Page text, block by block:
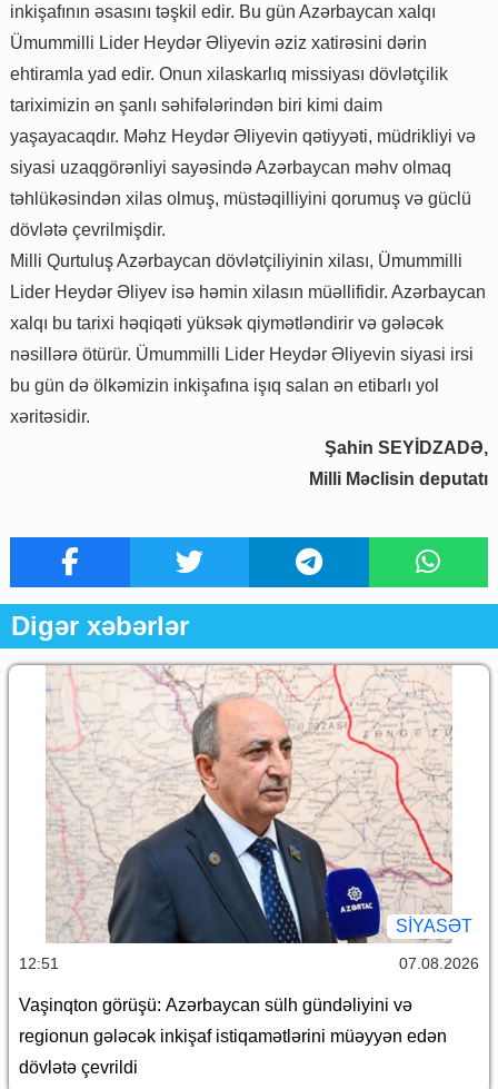
inkişafının əsasını təşkil edir. Bu gün Azərbaycan xalqı
Ümummilli Lider Heydər Əliyevin əziz xatirəsini dərin
ehtiramla yad edir. Onun xilaskarlıq missiyası dövlətçilik
tariximizin ən şanlı səhifələrindən biri kimi daim
yaşayacaqdır. Məhz Heydər Əliyevin qətiyyəti, müdrikliyi və
siyasi uzaqgörənliyi sayəsində Azərbaycan məhv olmaq
təhlükəsindən xilas olmuş, müstəqilliyini qorumuş və güclü
dövlətə çevrilmişdir.
Milli Qurtuluş Azərbaycan dövlətçiliyinin xilası, Ümummilli
Lider Heydər Əliyev isə həmin xilasın müəllifidir. Azərbaycan
xalqı bu tarixi həqiqəti yüksək qiymətləndirir və gələcək
nəsillərə ötürür. Ümummilli Lider Heydər Əliyevin siyasi irsi
bu gün də ölkəmizin inkişafına işıq salan ən etibarlı yol
xəritəsidir.
Şahin SEYİDZADƏ,
Milli Məclisin deputatı
Digər xəbərlər
SİYASƏT
12:51 07.08.2026
Vaşinqton görüşü: Azərbaycan sülh gündəliyini və
regionun gələcək inkişaf istiqamətlərini müəyyən edən
dövlətə çevrildi